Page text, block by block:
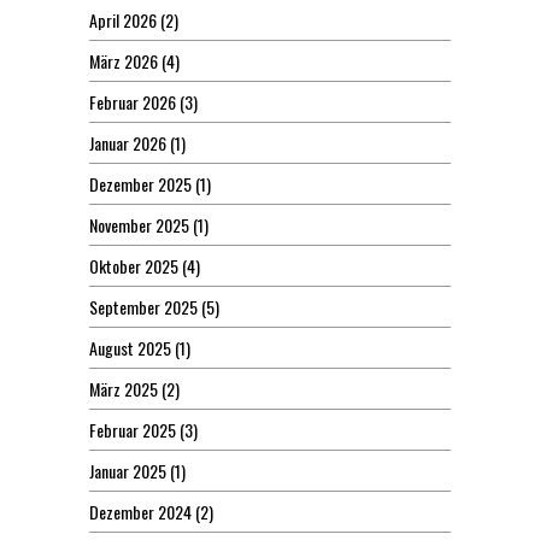
April 2026(2)
März 2026(4)
Februar 2026(3)
Januar 2026(1)
Dezember 2025(1)
November 2025(1)
Oktober 2025(4)
September 2025(5)
August 2025(1)
März 2025(2)
Februar 2025(3)
Januar 2025(1)
Dezember 2024(2)